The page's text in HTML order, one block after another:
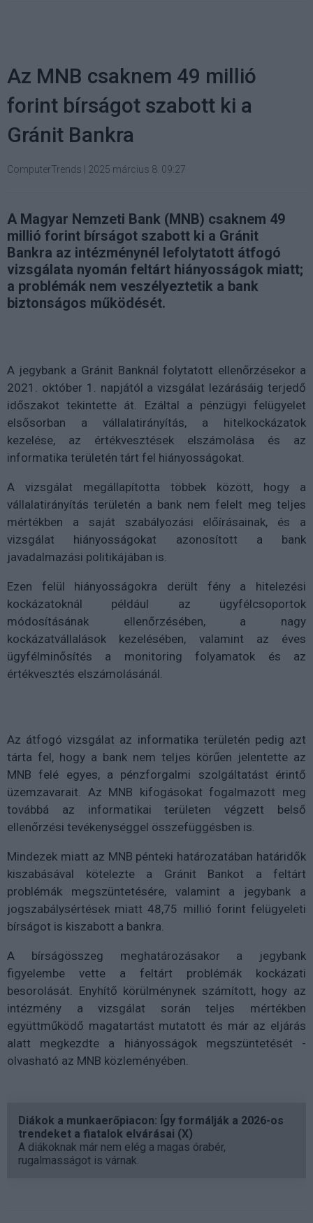
Az MNB csaknem 49 millió
forint bírságot szabott ki a
Gránit Bankra
ComputerTrends 2025 március 8. 09:27
A Magyar Nemzeti Bank (MNB) csaknem 49
millió forint bírságot szabott ki a Gránit
Bankra az intézménynél lefolytatott átfogó
vizsgálata nyomán feltárt hiányosságok miatt;
a problémák nem veszélyeztetik a bank
biztonságos működését.
A jegybank a Gránit Banknál folytatott ellenőrzésekor a
2021. október 1. napjától a vizsgálat lezárásáig terjedő
időszakot tekintette át. Ezáltal a pénzügyi felügyelet
elsősorban a vállalatirányítás, a hitelkockázatok
kezelése, az értékvesztések elszámolása és az
informatika területén tárt fel hiányosságokat.
A vizsgálat megállapította többek között, hogy a
vállalatirányítás területén a bank nem felelt meg teljes
mértékben a saját szabályozási előírásainak, és a
vizsgálat hiányosságokat azonosított a bank
javadalmazási politikájában is.
Ezen felül hiányosságokra derült fény a hitelezési
kockázatoknál például az ügyfélcsoportok
módosításának ellenőrzésében, a nagy
kockázatvállalások kezelésében, valamint az éves
ügyfélminősítés a monitoring folyamatok és az
értékvesztés elszámolásánál.
Az átfogó vizsgálat az informatika területén pedig azt
tárta fel, hogy a bank nem teljes körűen jelentette az
MNB felé egyes, a pénzforgalmi szolgáltatást érintő
üzemzavarait. Az MNB kifogásokat fogalmazott meg
továbbá az informatikai területen végzett belső
ellenőrzési tevékenységgel összefüggésben is.
Mindezek miatt az MNB pénteki határozatában határidők
kiszabásával kötelezte a Gránit Bankot a feltárt
problémák megszüntetésére, valamint a jegybank a
jogszabálysértések miatt 48,75 millió forint felügyeleti
bírságot is kiszabott a bankra.
A bírságösszeg meghatározásakor a jegybank
figyelembe vette a feltárt problémák kockázati
besorolását. Enyhítő körülménynek számított, hogy az
intézmény a vizsgálat során teljes mértékben
együttműködő magatartást mutatott és már az eljárás
alatt megkezdte a hiányosságok megszüntetését -
olvasható az MNB közleményében.
Diákok a munkaerőpiacon: Így formálják a 2026-os
trendeket a fiatalok elvárásai (X)
A diákoknak már nem elég a magas órabér,
rugalmasságot is várnak.